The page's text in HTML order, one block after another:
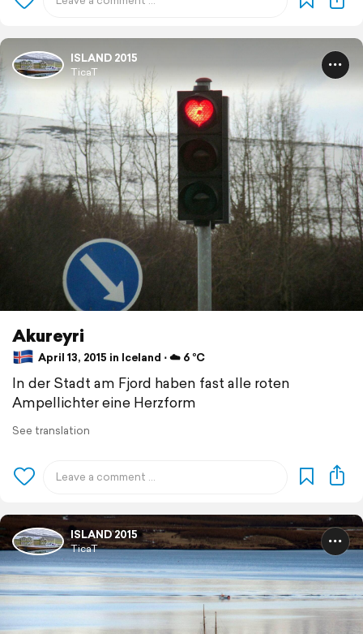
ISLAND 2015
TicaT
Akureyri
April 13, 2015 in Iceland ⋅ ☁️ 6 °C
In der Stadt am Fjord haben fast alle roten
Ampellichter eine Herzform
See translation
ISLAND 2015
TicaT